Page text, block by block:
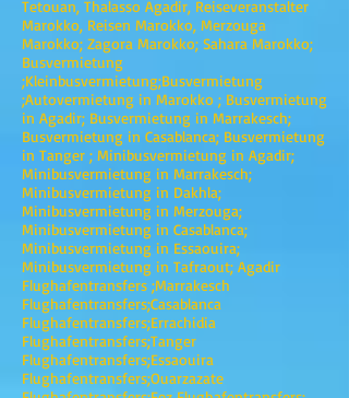
Tetouan, Thalasso Agadir, Reiseveranstalter
Marokko, Reisen Marokko, Merzouga
Marokko; Zagora Marokko; Sahara Marokko;
Busvermietung
;Kleinbusvermietung;Busvermietung
;Autovermietung in Marokko ; Busvermietung
in Agadir; Busvermietung in Marrakesch;
Busvermietung in Casablanca; Busvermietung
in Tanger ; Minibusvermietung in Agadir;
Minibusvermietung in Marrakesch;
Minibusvermietung in Dakhla;
Minibusvermietung in Merzouga;
Minibusvermietung in Casablanca;
Minibusvermietung in Essaouira;
Minibusvermietung in Tafraout; Agadir
Flughafentransfers ;Marrakesch
Flughafentransfers;Casablanca
Flughafentransfers;Errachidia
Flughafentransfers;Tanger
Flughafentransfers;Essaouira
Flughafentransfers;Ouarzazate